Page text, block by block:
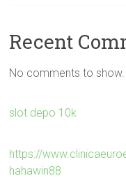
Recent
No comments to show.
slot depo 10k
https://
hahawin88